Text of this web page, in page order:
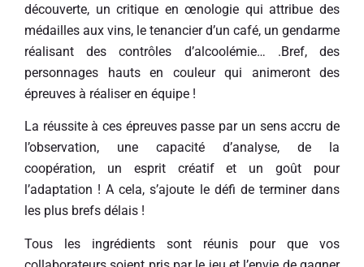
découverte, un critique en œnologie qui attribue des
médailles aux vins, le tenancier d’un café, un gendarme
réalisant des contrôles d’alcoolémie… .Bref, des
personnages hauts en couleur qui animeront des
épreuves à réaliser en équipe !
La réussite à ces épreuves passe par un sens accru de
l’observation, une capacité d’analyse, de la
coopération, un esprit créatif et un goût pour
l’adaptation ! A cela, s’ajoute le défi de terminer dans
les plus brefs délais !
Tous les ingrédients sont réunis pour que vos